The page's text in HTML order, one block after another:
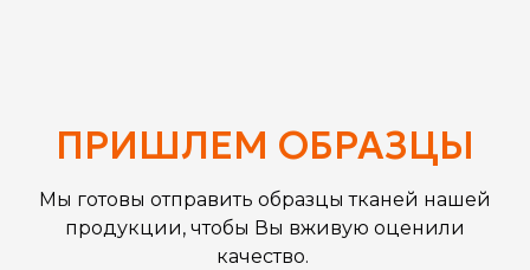
ПРИШЛЕМ ОБРАЗЦЫ
Мы готовы отправить образцы тканей нашей
продукции, чтобы Вы вживую оценили
качество.